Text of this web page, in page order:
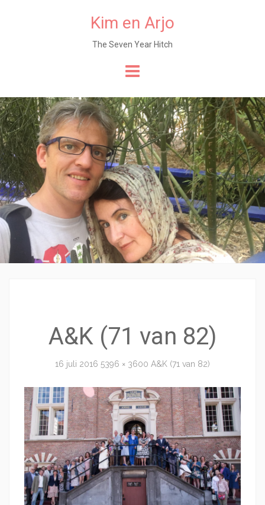
Kim en Arjo
The Seven Year Hitch
de
content
A&K (71 van 82)
16 juli 2016 5396 × 3600 A&K (71 van 82)